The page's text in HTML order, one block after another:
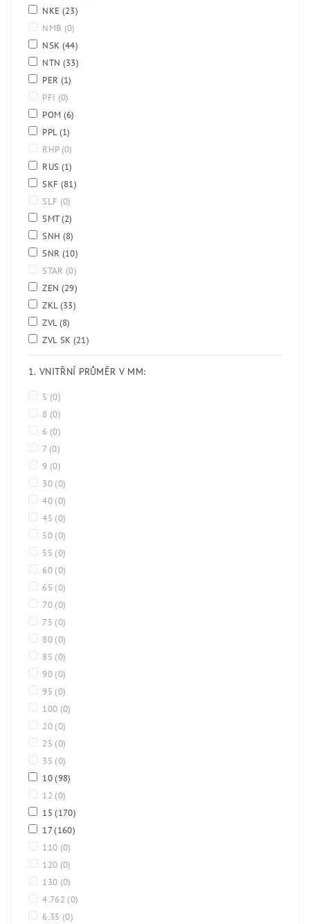
NKE (23)
NMB (0)
NSK (44)
NTN (33)
PER (1)
PFI (0)
POM (6)
PPL(1)
RHP (0)
RUS (1)
SKF (81)
SLF (0)
SMT(2)
SNH (8)
SNR (10)
STAR (0)
ZEN (29)
ZKL(33)
ZVL(8)
ZVL SK (21)
1. VNITŘNÍ PRŮMĚR V MM:
5 (0)
8 (0)
6 (0)
7 (0)
9 (0)
30 (0)
40 (0)
45 (0)
50 (0)
55 (0)
60 (0)
65 (0)
70 (0)
75 (0)
80 (0)
85 (0)
90 (0)
95 (0)
100 (0)
20 (0)
25 (0)
35 (0)
10(98)
12 (0)
15(170)
17(160)
110 (0)
120 (0)
130 (0)
4.762 (0)
6.35 (0)